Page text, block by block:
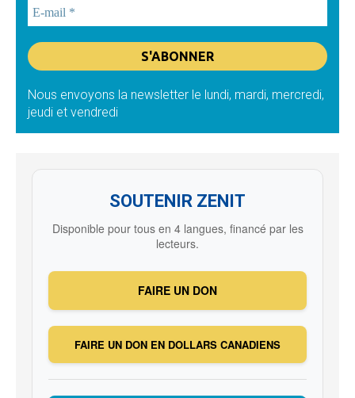
Nous envoyons la newsletter le lundi, mardi, mercredi,
jeudi et vendredi
SOUTENIR ZENIT
Disponible pour tous en 4 langues, financé par les
lecteurs.
FAIRE UN DON
FAIRE UN DON EN DOLLARS CANADIENS